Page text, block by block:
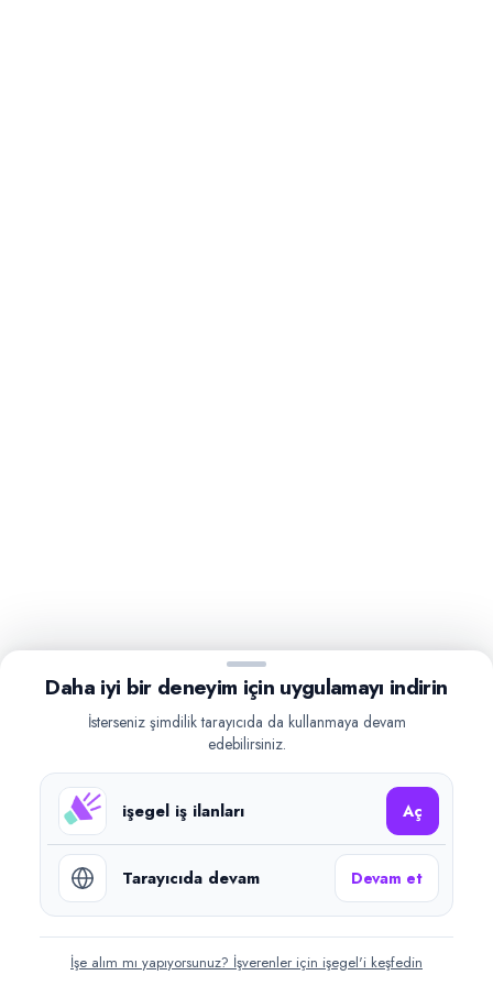
Daha iyi bir deneyim için uygulamayı indirin
İsterseniz şimdilik tarayıcıda da kullanmaya devam
edebilirsiniz.
işegel iş ilanları Aç
Tarayıcıda devam Devam et
İşe alım mı yapıyorsunuz? İşverenler için işegel'i keşfedin